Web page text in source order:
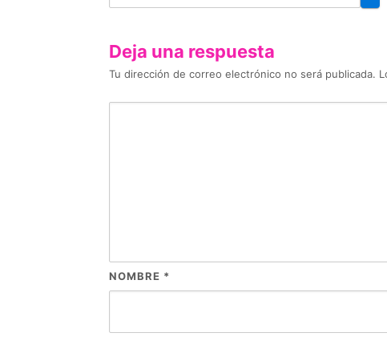
Deja una respuesta
Tu dirección de correo electrónico no será publicada.
NOMBRE *